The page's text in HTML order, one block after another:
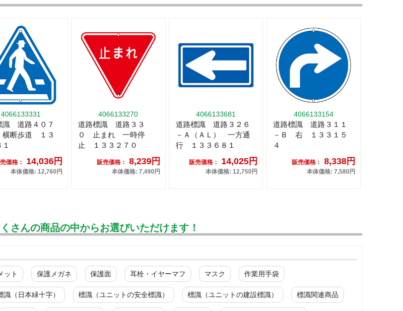
4066133331
識 道路４０７
断歩道 １３
価格： 14,036円
本体価格: 12,760円
4066133270
道路標識 道路３３
０ 止まれ 一時停
止 １３３２７０
販売価格： 8,239円
本体価格: 7,490円
4066133681
道路標識 道路３２６
－Ａ（ＡＬ） 一方通
行 １３３６８１
販売価格： 14,025円
本体価格: 12,750円
4066133154
道路標識 道路３１１
－Ｂ 右 １３３１５
４
販売価格： 8,338円
本体価格: 7,580円
さんの商品の中からお選びいただけます！
ット 保護メガネ 保護面 耳栓・イヤーマフ マスク 作業用手袋
識（日本緑十字） 標識（ユニットの安全標識） 標識（ユニットの建設標識） 標識関連商品